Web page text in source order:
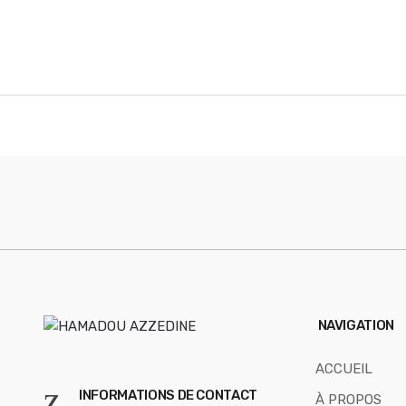
o
INFORMATIONS DE CONTACT
NAVIGATION
ACCUEIL
À PROPOS